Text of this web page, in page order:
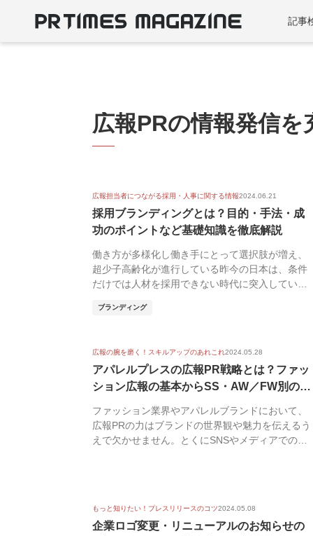
記事
広報PRの情報発信を
広報担当者につながる採用・人事に関する情報2024.06.21
採用ブランディングとは？目的・手法・成
功のポイントなど基礎知識を徹底解説
働き方が多様化し働き手にとって選択肢が増え、
超少子高齢化が進行している昨今の日本は、条件
だけでは人材を採用できない時代に突入していま
ブランディング
広報の腕を磨く！スキルアップのあれこれ2024.05.28
アパレルプレスの広報PR戦略とは？ファッ
ション広報の基本からSS・AW／FW別の
ファッション業界やアパレルブランドにおいて、
広報PRの力はブランドの世界観や魅力を伝えるう
えで欠かせません。とくにSNSやメディアでの情
もっと知りたい！プレスリリースのコツ2024.05.08
企業ロゴ変更・リニューアルのお知らせの